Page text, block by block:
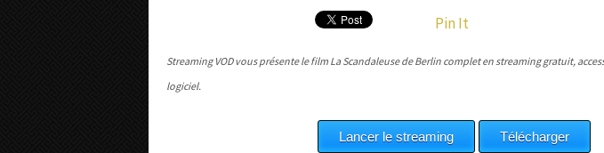
Pin It
Streaming VOD vous présente le film La Scandaleuse de Berlin complet en streaming gratuit,
logiciel.